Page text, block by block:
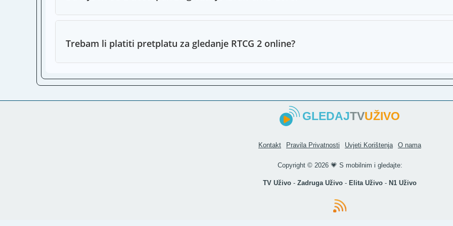
MTV
K1 TV
RTV
RTV
Trebam li platiti pretplatu za gledanje RTCG 2 online?
GLEDAJTVUŽIVO
Kontakt Pravila Privatnosti Uvjeti Korištenja O nama
Copyright © 2026 💗 S mobilnim i gledajte:
TV Uživo - Zadruga Uživo - Elita Uživo - N1 Uživo